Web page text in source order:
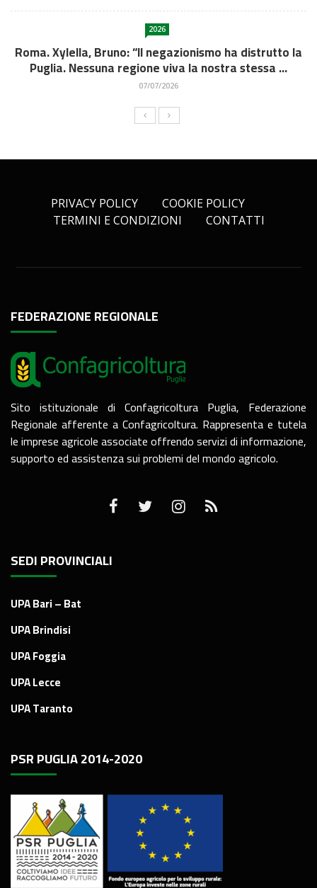
2026
Roma. Xylella, Bruno: “Il negazionismo ha distrutto la
Puglia. Nessuna regione viva la nostra stessa ...
07/07/2026
PRIVACY POLICY
COOKIE POLICY
TERMINI E CONDIZIONI
CONTATTI
FEDERAZIONE REGIONALE
Sito istituzionale di Confagricoltura Puglia, Federazione
Regionale afferente a Confagricoltura. Rappresenta e tutela
le imprese agricole associate offrendo servizi di informazione,
supporto ed assistenza sui problemi del mondo agricolo.
SEDI PROVINCIALI
UPA Bari – Bat
UPA Brindisi
UPA Foggia
UPA Lecce
UPA Taranto
PSR PUGLIA 2014-2020